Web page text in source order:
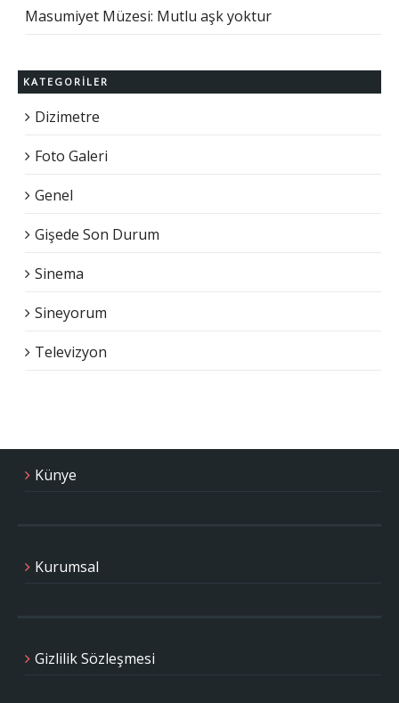
Masumiyet Müzesi: Mutlu aşk yoktur
KATEGORILER
Dizimetre
Foto Galeri
Genel
Gişede Son Durum
Sinema
Sineyorum
Televizyon
Künye
Kurumsal
Gizlilik Sözleşmesi